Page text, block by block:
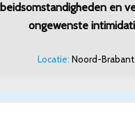
en
ongewenste
Locatie: Noord-Brabant